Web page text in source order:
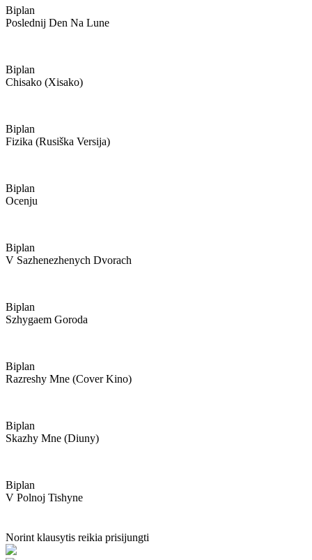
Biplan
Poslednij Den Na Lune
Biplan
Chisako (xisako)
Biplan
Fizika (rusiška Versija)
Biplan
Ocenju
Biplan
V Sazhenezhenych Dvorach
Biplan
Szhygaem Goroda
Biplan
Razreshy Mne (cover Kino)
Biplan
Skazhy Mne (diuny)
Biplan
V Polnoj Tishyne
Norint klausytis reikia prisijungti